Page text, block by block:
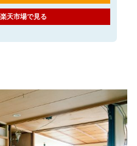
楽天市場で見る